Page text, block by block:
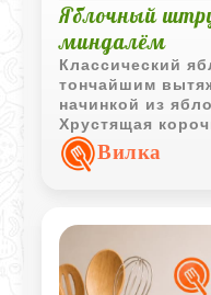
Яблочный
миндалём
Классический
тончайшим
начинкой из
Хрустящая
делают этот
домашней
Вилка